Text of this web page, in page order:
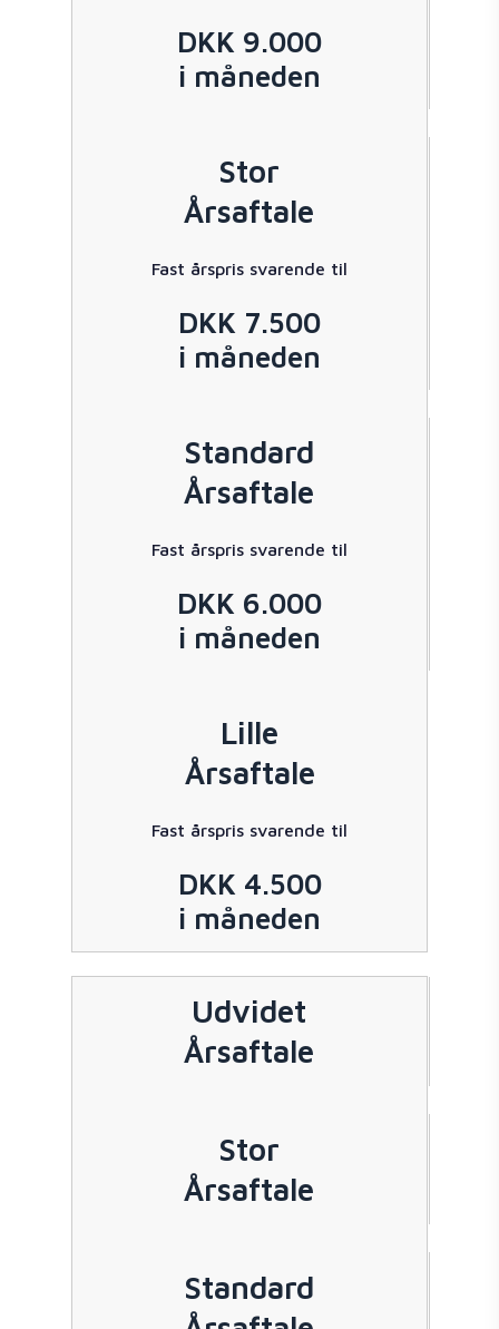
DKK 9.000
i måneden
Stor
Årsaftale
Fast årspris svarende til
DKK 7.500
i måneden
Standard
Årsaftale
Fast årspris svarende til
DKK 6.000
i måneden
Lille
Årsaftale
Fast årspris svarende til
DKK 4.500
i måneden
Udvidet
Årsaftale
Stor
Årsaftale
Standard